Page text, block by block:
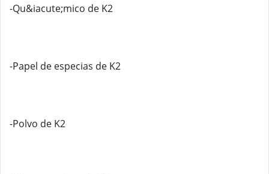
-Qu&iacute;mico de K2
-Papel de especias de K2
-Polvo de K2